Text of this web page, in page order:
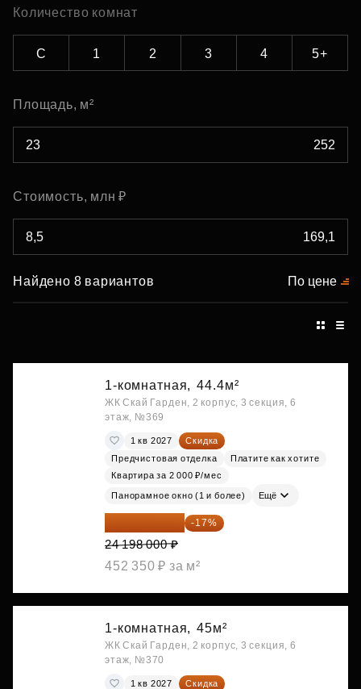
Количество комнат
С 1 2 3 4 5+
Площадь, м²
Стоимость, млн ₽
Найдено 8 вариантов По цене
1-комнатная, 44.4м²
ЖК Скай Гарден, 2 корпус, 3 секция, 6
этаж, №369
1 кв 2027
Скидка
Предчистовая отделка
Платите как хотите
Квартира за 2 000 ₽/мес
Панорамное окно (1 и более) Ещё
20 084 340 ₽ -17%
24 198 000 ₽
452 350 ₽ за м²
1-комнатная, 45м²
ЖК Скай Гарден, 2 корпус, 3 секция, 6
этаж, №370
1 кв 2027
Скидка